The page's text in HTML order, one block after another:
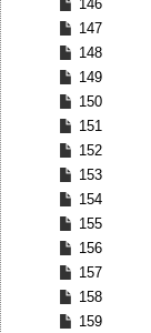
146
147
148
149
150
151
152
153
154
155
156
157
158
159